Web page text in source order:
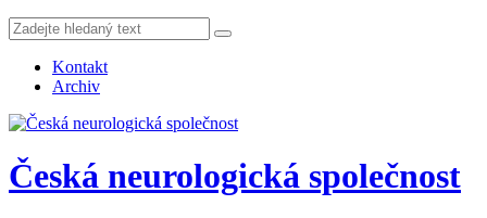
Kontakt
Archiv
Česká neurologická společnost